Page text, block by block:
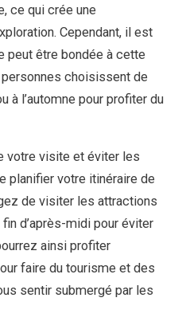
ce qui crée une
Cependant, il est
peut être bondée à cette
choisissent de
à l’automne pour profiter du
votre visite et éviter les
planifier votre itinéraire de
de visiter les attractions
d’après-midi pour éviter
ainsi profiter
faire du tourisme et des
sentir submergé par les